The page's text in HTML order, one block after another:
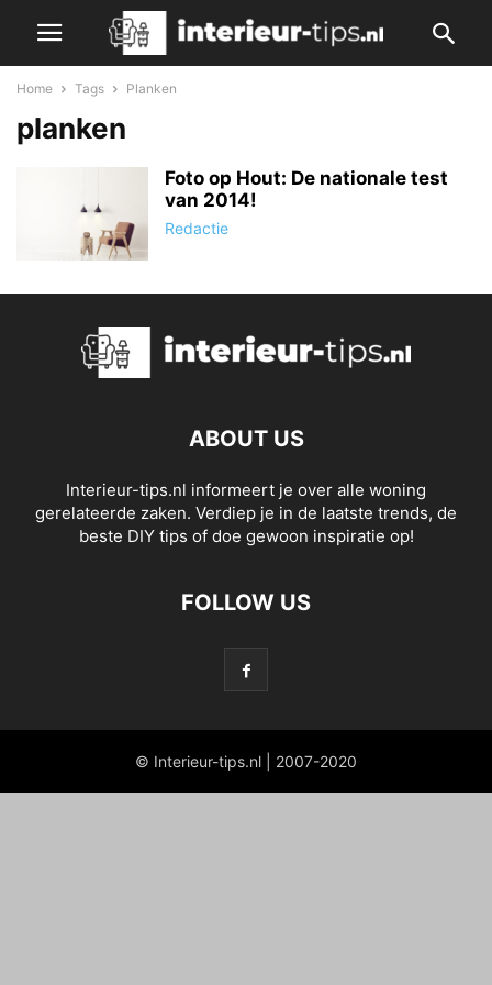
Home Tags Planken
planken
Foto op Hout: De nationale test
van 2014!
Redactie
ABOUT US
Interieur-tips.nl informeert je over alle woning
gerelateerde zaken. Verdiep je in de laatste trends, de
beste DIY tips of doe gewoon inspiratie op!
FOLLOW US
© Interieur-tips.nl | 2007-2020